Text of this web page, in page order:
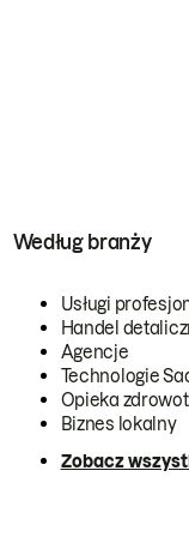
Według branży
Usługi
Handel
Agencje
Technologie
Opieka
Biznes lokalny
Zobacz